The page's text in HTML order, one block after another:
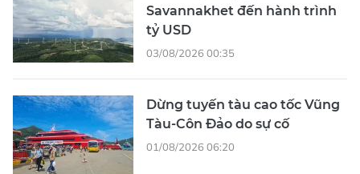
Savannakhet đến hành trình
tỷ USD
03/08/2026 00:35
Dừng tuyến tàu cao tốc Vũng
Tàu-Côn Đảo do sự cố
01/08/2026 06:20